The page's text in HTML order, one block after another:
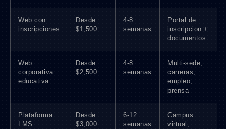
Web con
inscripciones
Desde
$1,500
4-8
semanas
Portal de
inscripcion +
documentos
Web
corporativa
educativa
Desde
$2,500
4-8
semanas
Multi-sede,
carreras,
empleo,
prensa
Plataforma
LMS
Desde
$3,000
6-12
semanas
Campus
virtual,